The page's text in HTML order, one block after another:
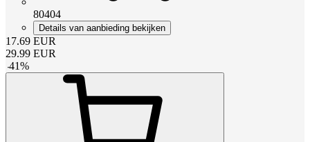
80404
Details van aanbieding bekijken
17.69 EUR
29.99 EUR
-41%